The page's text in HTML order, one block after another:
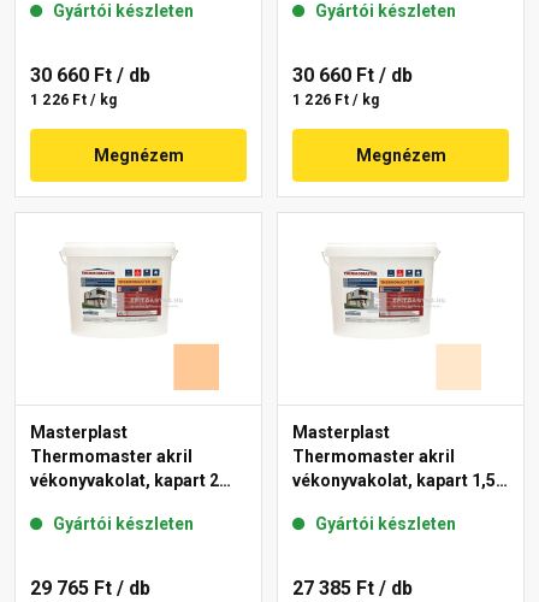
15-F 25 kg
Gyártói készleten
30 660 Ft / db
1 226 Ft / kg
Megnézem
Gyártói készleten
30 660 Ft / db
1 226 Ft / kg
Megnézem
Masterplast
Thermomaster akril
vékonyvakolat, kapart 2
Gyártói készleten
29 765 Ft / db
Masterplast
Thermomaster akril
vékonyvakolat, kapart 1,5
Gyártói készleten
27 385 Ft / db